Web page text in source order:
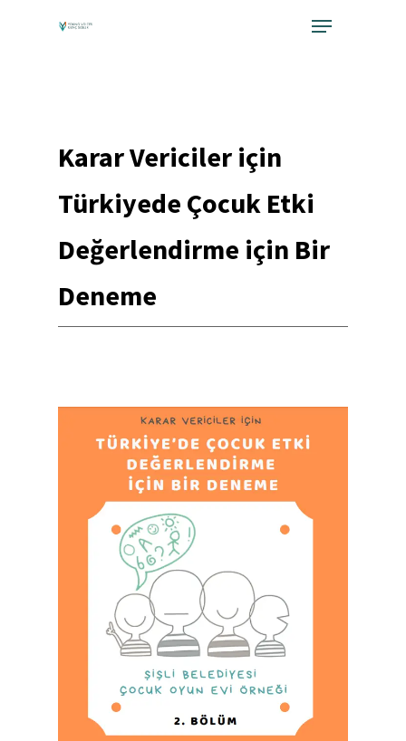
Menu
Karar Vericiler için
Türkiyede Çocuk Etki
Değerlendirme için Bir
Deneme